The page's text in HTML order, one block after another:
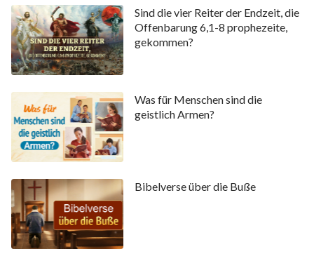
Sind die vier Reiter der Endzeit, die
Offenbarung 6,1-8 prophezeite,
gekommen?
Was für Menschen sind die
geistlich Armen?
Bibelverse über die Buße